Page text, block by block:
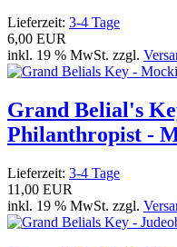
Lieferzeit: 3-4 Tage
6,00 EUR
inkl. 19 % MwSt. zzgl.
Grand Belial's
Philanthropist -
Lieferzeit: 3-4 Tage
11,00 EUR
inkl. 19 % MwSt. zzgl.